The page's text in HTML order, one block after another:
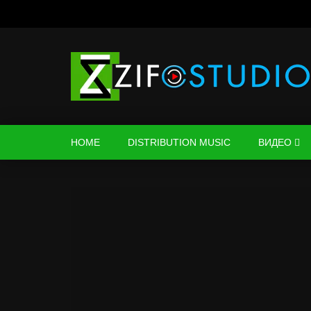
HOME DISTRIBUTION MUSIC ВИДЕО